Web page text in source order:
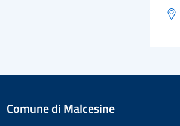
Comune di Malcesine